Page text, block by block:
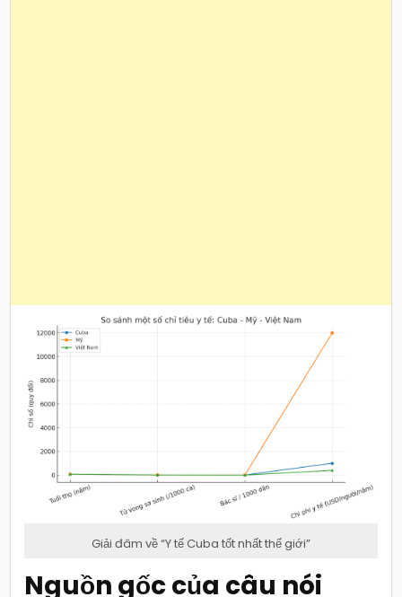
Giải đâm về “Y tế Cuba tốt nhất thế giới”
Nguồn gốc của câu nói